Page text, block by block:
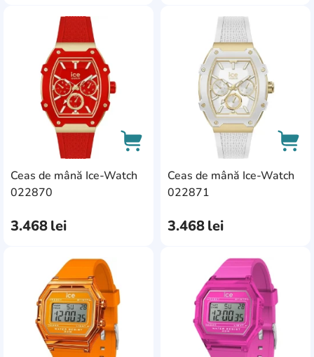
Ceas de mână Ice-Watch
022870
3.468lei
AddCardToFavourite
AddCardToCart
Ceas de mână Ice-Watch
022871
3.468lei
AddCardToFavourite